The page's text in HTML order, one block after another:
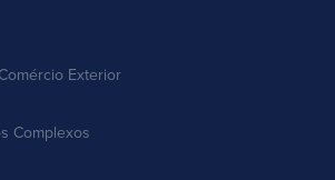
Exterior
Complexos